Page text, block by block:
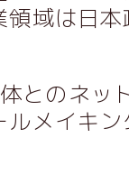
域は日
とのネッ
メイキ